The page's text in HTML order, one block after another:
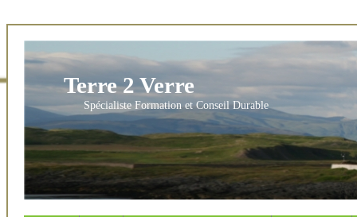
Terre 2 Verre
Spécialiste Formation et Conseil Durable